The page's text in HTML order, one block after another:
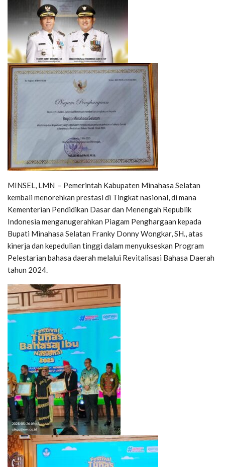
MINSEL, LMN – Pemerintah Kabupaten Minahasa Selatan
kembali menorehkan prestasi di Tingkat nasional, di mana
Kementerian Pendidikan Dasar dan Menengah Republik
Indonesia menganugerahkan Piagam Penghargaan kepada
Bupati Minahasa Selatan Franky Donny Wongkar, SH., atas
kinerja dan kepedulian tinggi dalam menyukseskan Program
Pelestarian bahasa daerah melalui Revitalisasi Bahasa Daerah
tahun 2024.